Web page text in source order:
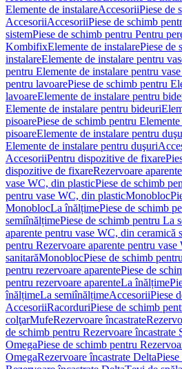
Elemente de instalareAccesoriiPiese de
AccesoriiAccesoriiPiese de schimb
sistemPiese de schimb pentru Pentru
KombifixElemente de instalarePiese de
instalareElemente de instalare pentru
pentru Elemente de instalare pentru
pentru lavoarePiese de schimb pentru
lavoareElemente de instalare pentru
Elemente de instalare pentru bideuri
pisoarePiese de schimb pentru
pisoareElemente de instalare pentru
Elemente de instalare pentru duşuri
AccesoriiPentru dispozitive de fixare
dispozitive de fixareRezervoare aparente
vase WC, din plasticPiese de schimb
pentru vase WC, din plasticMonobloc
MonoblocLa înălțimePiese de schimb
semiînălțimePiese de schimb pentru La
aparente pentru vase WC, din ceramică
pentru Rezervoare aparente pentru
sanitarăMonoblocPiese de schimb
pentru rezervoare aparentePiese de
pentru rezervoare aparenteLa înălțime
înălțimeLa semiînălțimeAccesoriiPiese
AccesoriiRacorduriPiese de schimb
colţarMufeRezervoare încastrate
de schimb pentru Rezervoare încastrate
OmegaPiese de schimb pentru
OmegaRezervoare încastrate Delta